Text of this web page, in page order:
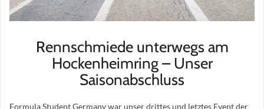
Rennschmiede unterwegs am
Hockenheimring – Unser
Saisonabschluss
Formula Student Germany war unser drittes und letztes Event der